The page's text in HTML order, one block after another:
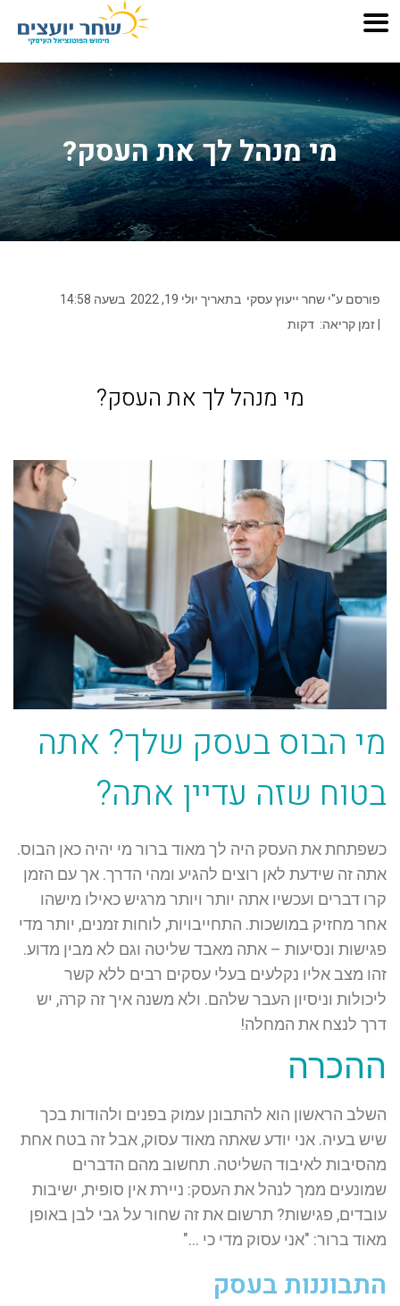
מי מנהל לך את העסק?
פורסם ע"י שחר ייעוץ עסקי בתאריך יולי 19, 2022 בשעה
| זמן קריאה: דקות
מי מנהל לך את העסק?
מי הבוס בעסק שלך? אתה
בטוח שזה עדיין אתה?
כשפתחת את העסק היה לך מאוד ברור מי יהיה כאן הבוס.
אתה זה שידעת לאן רוצים להגיע ומהי הדרך. אך עם הזמן
קרו דברים ועכשיו אתה יותר ויותר מרגיש כאילו מישהו
אחר מחזיק במושכות. התחייבויות, לוחות זמנים, יותר מדי
פגישות ונסיעות – אתה מאבד שליטה וגם לא מבין מדוע.
זהו מצב אליו נקלעים בעלי עסקים רבים ללא קשר
ליכולות וניסיון העבר שלהם. ולא משנה איך זה קרה, יש
דרך לנצח את המחלה!
ההכרה
השלב הראשון הוא להתבונן עמוק בפנים ולהודות בכך
שיש בעיה. אני יודע שאתה מאוד עסוק, אבל זה בטח אחת
מהסיבות לאיבוד השליטה. תחשוב מהם הדברים
שמונעים ממך לנהל את העסק: ניירת אין סופית, ישיבות
עובדים, פגישות? תרשום את זה שחור על גבי לבן באופן
מאוד ברור: "אני עסוק מדי כי …"
התבוננות בעסק